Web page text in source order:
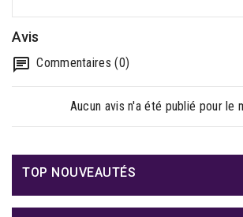
Avis
Commentaires (0)
Aucun avis n'a été publié pour le
TOP NOUVEAUTÉS